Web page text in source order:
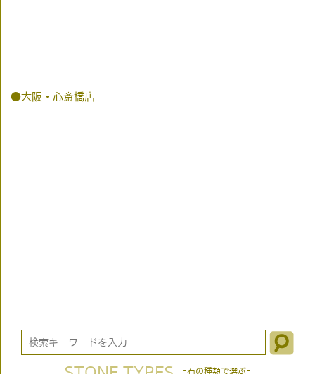
●大阪・心斎橋店
-石の種類で選ぶ-